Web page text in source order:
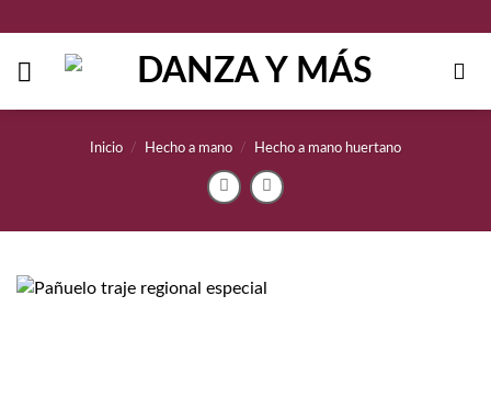
contenido
Inicio / Hecho a mano / Hecho a mano huertano